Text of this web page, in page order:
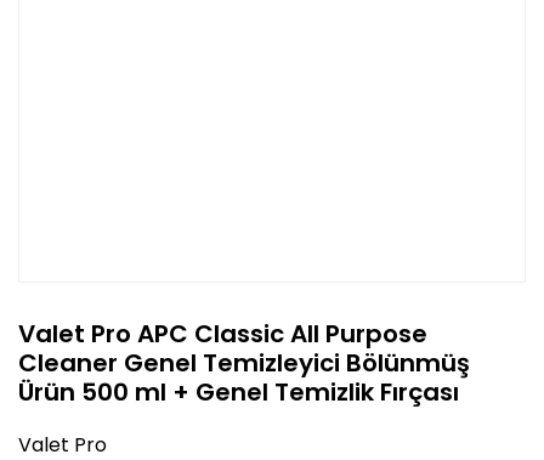
Valet Pro APC Classic All Purpose
Cleaner Genel Temizleyici Bölünmüş
Ürün 500 ml + Genel Temizlik Fırçası
Valet Pro